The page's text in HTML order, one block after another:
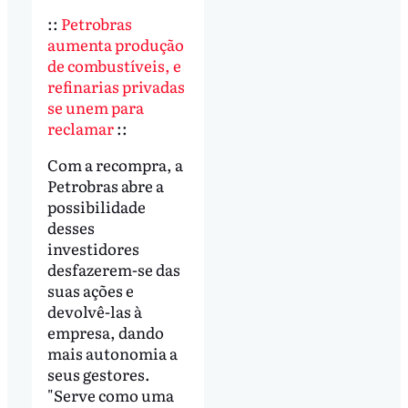
:: Petrobras
aumenta produção
de combustíveis, e
refinarias privadas
se unem para
reclamar::
Com a recompra, a
Petrobras abre a
possibilidade
desses
investidores
desfazerem-se das
suas ações e
devolvê-las à
empresa, dando
mais autonomia a
seus gestores.
"Serve como uma